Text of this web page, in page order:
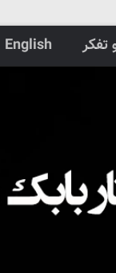
تفکر English